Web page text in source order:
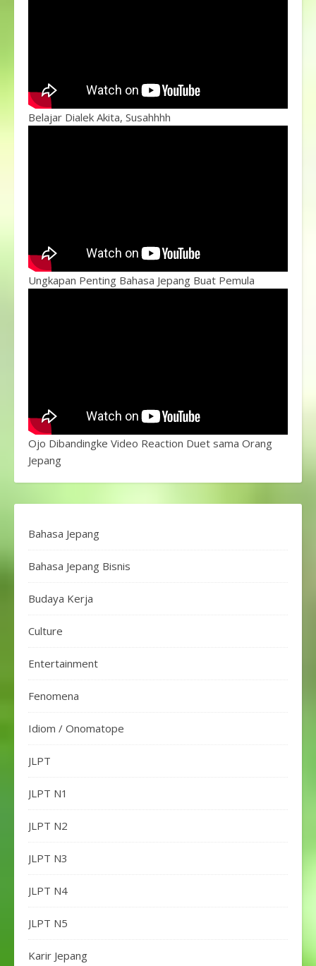
Belajar Dialek Akita, Susahhhh
Ungkapan Penting Bahasa Jepang Buat Pemula
Ojo Dibandingke Video Reaction Duet sama Orang
Jepang
Bahasa Jepang
Bahasa Jepang Bisnis
Budaya Kerja
Culture
Entertainment
Fenomena
Idiom / Onomatope
JLPT
JLPT N1
JLPT N2
JLPT N3
JLPT N4
JLPT N5
Karir Jepang